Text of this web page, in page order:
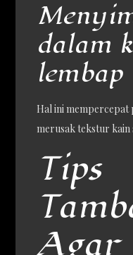
dalam
lembap
Hal ini
merusak tekstur kain
Tips
Agar